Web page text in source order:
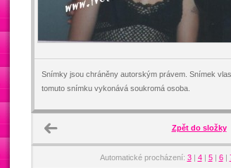
Snímky jsou chráněny autorským právem. Snímek
tomuto snímku vykonává soukromá osoba.
Zpět do složky
Automatické procházení: 3| 4| 5| 6|